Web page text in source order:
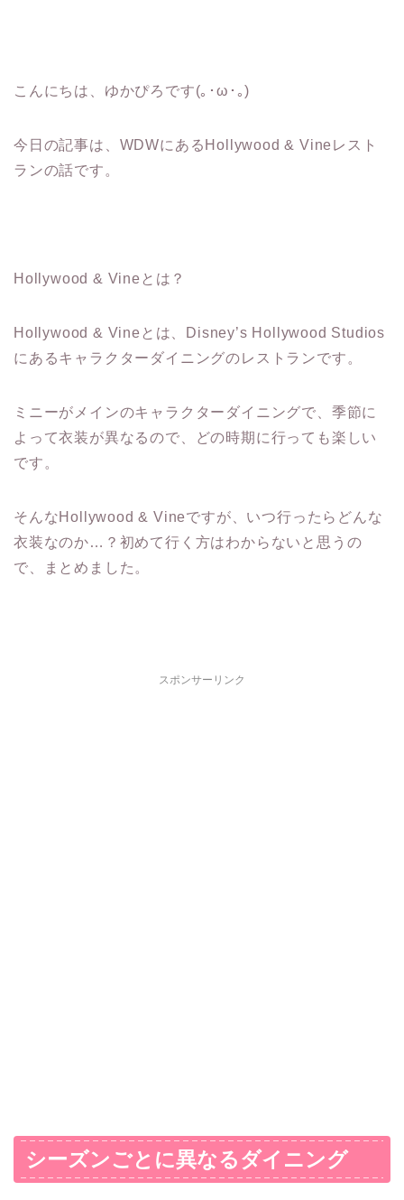
こんにちは、ゆかぴろです(｡･ω･｡)
今日の記事は、WDWにあるHollywood & Vineレスト
ランの話です。
Hollywood & Vineとは？
Hollywood & Vineとは、Disney’s Hollywood Studios
にあるキャラクターダイニングのレストランです。
ミニーがメインのキャラクターダイニングで、季節に
よって衣装が異なるので、どの時期に行っても楽しい
です。
そんなHollywood & Vineですが、いつ行ったらどんな
衣装なのか…？初めて行く方はわからないと思うの
で、まとめました。
スポンサーリンク
シーズンごとに異なるダイニング